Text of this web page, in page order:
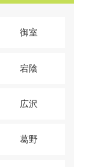
御室
宕陰
広沢
葛野